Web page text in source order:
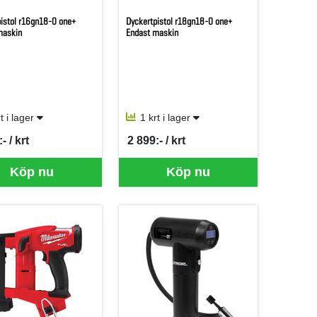
r16gn18-0 one+
i lager
Köp nu
/ krt
KRT
Dyckertpistol r18gn18-0 one+
Endast maskin
1 krt i lager
Köp nu
2 899:- / krt
SEK per KRT